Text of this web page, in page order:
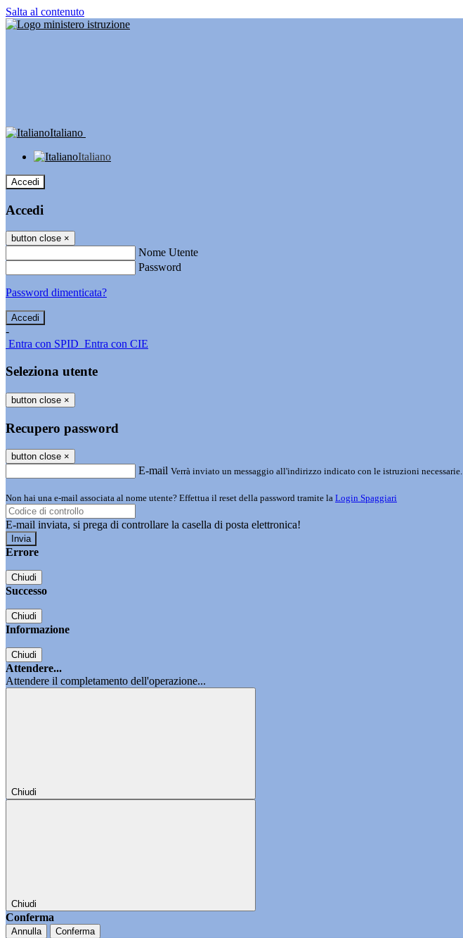
Salta al contenuto
Italiano
Italiano
Accedi
Accedi
button close ×
Nome Utente
Password
Password dimenticata?
-
Entra con SPID Entra con CIE
Seleziona utente
button close ×
Recupero password
button close ×
E-mail Verrà inviato un messaggio all'indirizzo indicato con le istruzioni necessarie.
Non hai una e-mail associata al nome utente? Effettua il reset della password tramite la Login Spaggiari
E-mail inviata, si prega di controllare la casella di posta elettronica!
Errore
Chiudi
Successo
Chiudi
Informazione
Chiudi
Attendere...
Attendere il completamento dell'operazione...
Chiudi
Chiudi
Conferma
Annulla Conferma